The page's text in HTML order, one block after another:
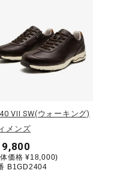
VII SW(ウォーキング)
メンズ
価格 ¥18,000)
B1GD2404